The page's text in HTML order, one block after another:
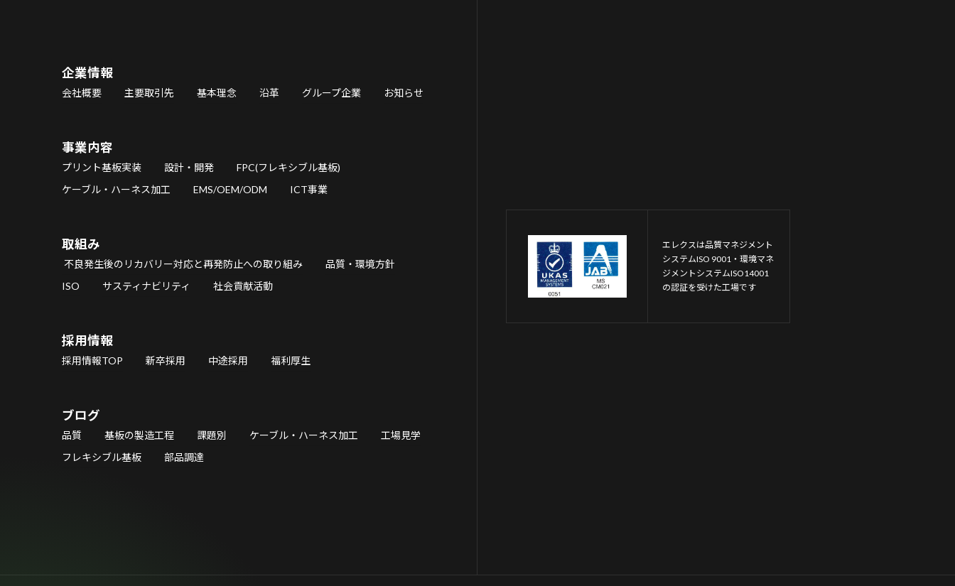
企業情報
会社概要 主要取引先 基本理念 沿革 グループ企業 お知らせ
事業内容
プリント基板実装 設計・開発
FPC(フレキシブル基板)
ケーブル・ハーネス加工
EMS/OEM/ODM ICT事業
取組み
不良発生後のリカバリー対応と再発防止への取り組み
品質・環境方針
ISO
サスティナビリティ 社会貢献活動
採用情報
採用情報TOP 新卒採用 中途採用 福利厚生
ブログ
品質 基板の製造工程 課題別 ケーブル・ハーネス加工
工場見学
フレキシブル基板
部品調達
エレクスは品質マネジメント
システムISO 9001・環境マネ
ジメントシステムISO14001
の認証を受けた工場です